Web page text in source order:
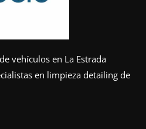
vehículos en La Estrada
en limpieza detailing de